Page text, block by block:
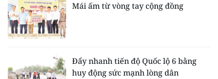
Mái ấm từ vòng tay cộng đồng
Đẩy nhanh tiến độ Quốc lộ 6 bằng
huy động sức mạnh lòng dân